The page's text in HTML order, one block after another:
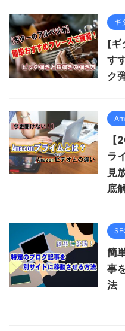
ギ
[ギ
す
ク
ラ
見
底
簡
事
法